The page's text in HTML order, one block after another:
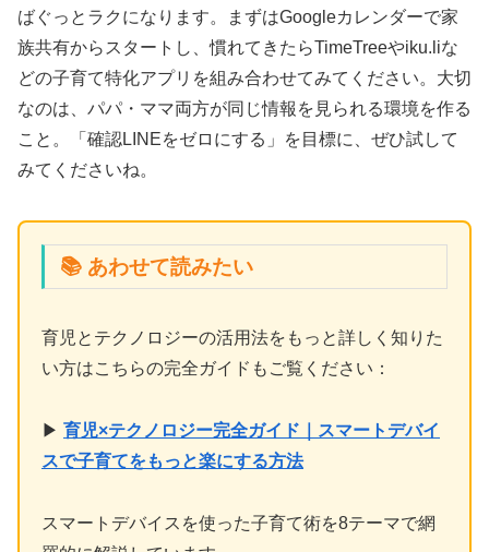
ばぐっとラクになります。まずはGoogleカレンダーで家
族共有からスタートし、慣れてきたらTimeTreeやiku.liな
どの子育て特化アプリを組み合わせてみてください。大切
なのは、パパ・ママ両方が同じ情報を見られる環境を作る
こと。「確認LINEをゼロにする」を目標に、ぜひ試して
みてくださいね。
📚 あわせて読みたい
育児とテクノロジーの活用法をもっと詳しく知りた
い方はこちらの完全ガイドもご覧ください：
▶ 育児×テクノロジー完全ガイド｜スマートデバイ
スで子育てをもっと楽にする方法
スマートデバイスを使った子育て術を8テーマで網